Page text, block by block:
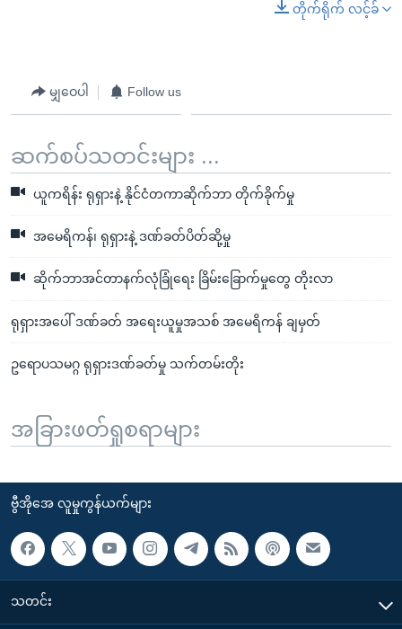
တိုက်ရိုက် လင့်ခ်
မျှဝေပါ Follow us
ဆက်စပ်သတင်းများ ...
ယူကရိန်း ရုရှားနဲ့ နိုင်ငံတကာဆိုက်ဘာ တိုက်ခိုက်မှု
အမေရိကန်၊ ရုရှားနဲ့ ဒဏ်ခတ်ပိတ်ဆို့မှု
ဆိုက်ဘာအင်တာနက်လုံခြုံရေး ခြိမ်းခြောက်မှုတွေ တိုးလာ
ရုရှားအပေါ် ဒဏ်ခတ် အရေးယူမှုအသစ် အမေရိကန် ချမှတ်
ဥရောပသမဂ္ဂ ရုရှားဒဏ်ခတ်မှု သက်တမ်းတိုး
အခြားဖတ်ရှုစရာများ
ဗွီအိုအေ လူမှုကွန်ယက်များ
သတင်း